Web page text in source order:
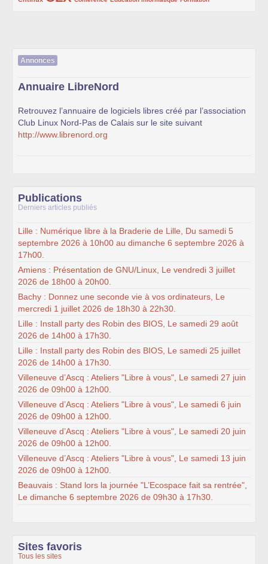
Annonces
Annuaire LibreNord
Retrouvez l’annuaire de logiciels libres créé par l’association
Club Linux Nord-Pas de Calais sur le site suivant
http://www.librenord.org
Publications
Derniers articles publiés
Lille : Numérique libre à la Braderie de Lille, Du samedi 5
septembre 2026 à 10h00 au dimanche 6 septembre 2026 à
17h00.
Amiens : Présentation de GNU/Linux, Le vendredi 3 juillet
2026 de 18h00 à 20h00.
Bachy : Donnez une seconde vie à vos ordinateurs, Le
mercredi 1 juillet 2026 de 18h30 à 22h30.
Lille : Install party des Robin des BIOS, Le samedi 29 août
2026 de 14h00 à 17h30.
Lille : Install party des Robin des BIOS, Le samedi 25 juillet
2026 de 14h00 à 17h30.
Villeneuve d’Ascq : Ateliers "Libre à vous", Le samedi 27 juin
2026 de 09h00 à 12h00.
Villeneuve d’Ascq : Ateliers "Libre à vous", Le samedi 6 juin
2026 de 09h00 à 12h00.
Villeneuve d’Ascq : Ateliers "Libre à vous", Le samedi 20 juin
2026 de 09h00 à 12h00.
Villeneuve d’Ascq : Ateliers "Libre à vous", Le samedi 13 juin
2026 de 09h00 à 12h00.
Beauvais : Stand lors la journée "L’Ecospace fait sa rentrée",
Le dimanche 6 septembre 2026 de 09h30 à 17h30.
Sites favoris
Tous les sites